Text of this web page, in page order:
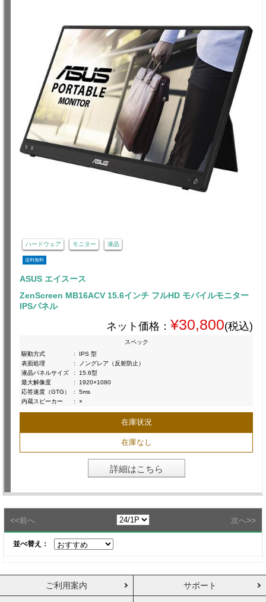
ハードウェア モニター 液晶
送料無料
ASUS エイスース
ZenScreen MB16ACV 15.6インチ フルHD モバイルモニター
IPSパネル
ネット価格： ¥30,800(税込)
スペック
駆動方式
:
IPS 型
表面処理
:
ノングレア（反射防止）
液晶パネルサイズ
:
15.6型
最大解像度
:
1920×1080
応答速度（GTG）
:
5ms
内蔵スピーカー
: ×
在庫状況
在庫なし
詳細はこちら
<<前へ 次へ>>
並べ替え：
ご利用案内 サポート